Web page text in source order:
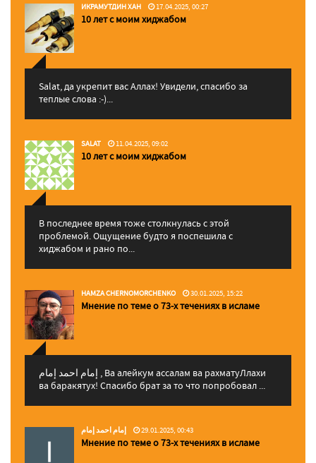
ИКРАМУТДИН ХАН 17.04.2025, 00:27
10 лет с моим хиджабом
Salat, да укрепит вас Аллаx! Увидели, спасибо за
теплые слова :-)...
SALAT 11.04.2025, 09:02
10 лет с моим хиджабом
В последнее время тоже столкнулась с этой
проблемой. Ощущение будто я поспешила с
хиджабом и рано по...
HAMZA CHERNOMORCHENKO 30.01.2025, 15:22
Мнение по теме о 73-х течениях в исламе
إمام احمد إمام , Ва алейкум ассалам ва рахматуЛлахи
ва баракятух! Спасибо брат за то что попробовал ...
إمام احمد إمام 29.01.2025, 00:43
Мнение по теме о 73-х течениях в исламе